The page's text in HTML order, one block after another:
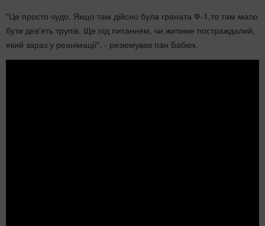
"Це просто чудо. Якщо там дійсно була граната Ф-1,то там мало
бути дев'ять трупів. Ще під питанням, чи житиме постраждалий
який зараз у реанімації", - резюмував пан Бабюк.